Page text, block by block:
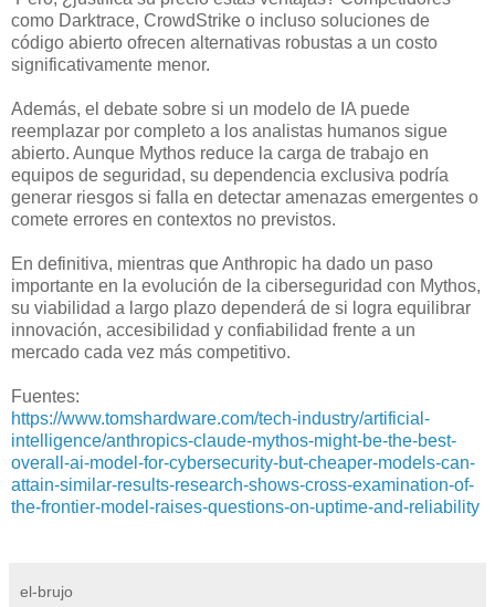
como Darktrace, CrowdStrike o incluso soluciones de
código abierto ofrecen alternativas robustas a un costo
significativamente menor.
Además, el debate sobre si un modelo de IA puede
reemplazar por completo a los analistas humanos sigue
abierto. Aunque Mythos reduce la carga de trabajo en
equipos de seguridad, su dependencia exclusiva podría
generar riesgos si falla en detectar amenazas emergentes o
comete errores en contextos no previstos.
En definitiva, mientras que Anthropic ha dado un paso
importante en la evolución de la ciberseguridad con Mythos,
su viabilidad a largo plazo dependerá de si logra equilibrar
innovación, accesibilidad y confiabilidad frente a un
mercado cada vez más competitivo.
Fuentes:
https://www.tomshardware.com/tech-industry/artificial-
intelligence/anthropics-claude-mythos-might-be-the-best-
overall-ai-model-for-cybersecurity-but-cheaper-models-can-
attain-similar-results-research-shows-cross-examination-of-
the-frontier-model-raises-questions-on-uptime-and-reliability
el-brujo